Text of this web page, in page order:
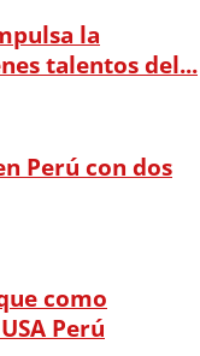
la
talentos del...
Perú con dos
como
Perú